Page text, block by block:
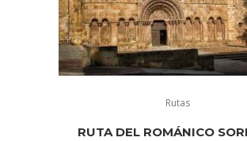
Rutas
RUTA DEL ROMÁNICO